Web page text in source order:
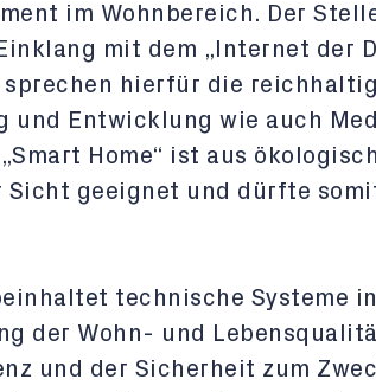
im Wohnbereich. Der
mit dem „Internet der
sprechen hierfür die
und Entwicklung wie auch
Home“ ist aus
Sicht geeignet und dürfte
technische Systeme
der Wohn- und
und der Sicherheit zum